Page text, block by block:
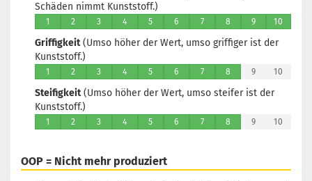
Schäden nimmt Kunststoff.)
1 2 3 4 5 6 7 8 9 10
Griffigkeit(Umso höher der Wert, umso griffiger ist der
Kunststoff.)
1 2 3 4 5 6 7 8 9 10
Steifigkeit(Umso höher der Wert, umso steifer ist der
Kunststoff.)
1 2 3 4 5 6 7 8 9 10
OOP = Nicht mehr produziert